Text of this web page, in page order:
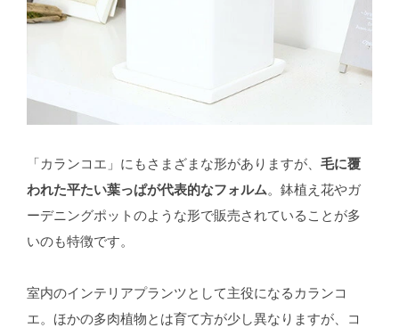
「カランコエ」にもさまざまな形がありますが、 毛に覆
われた平たい葉っぱが代表的なフォルム。鉢植え花やガ
ーデニングポットのような形で販売されていることが多
いのも特徴です。
室内のインテリアプランツとして主役になるカランコ
エ。ほかの多肉植物とは育て方が少し異なりますが、コ